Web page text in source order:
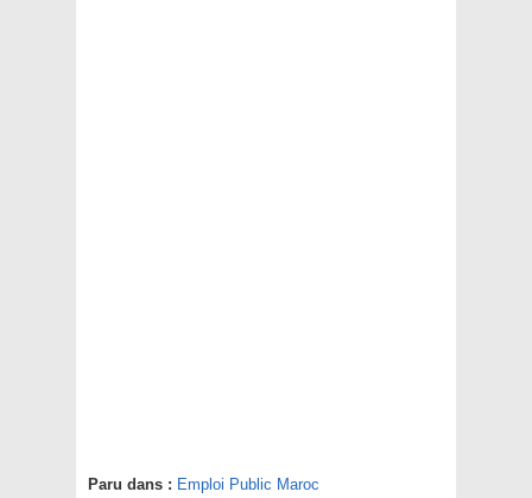
Paru dans : Emploi Public Maroc